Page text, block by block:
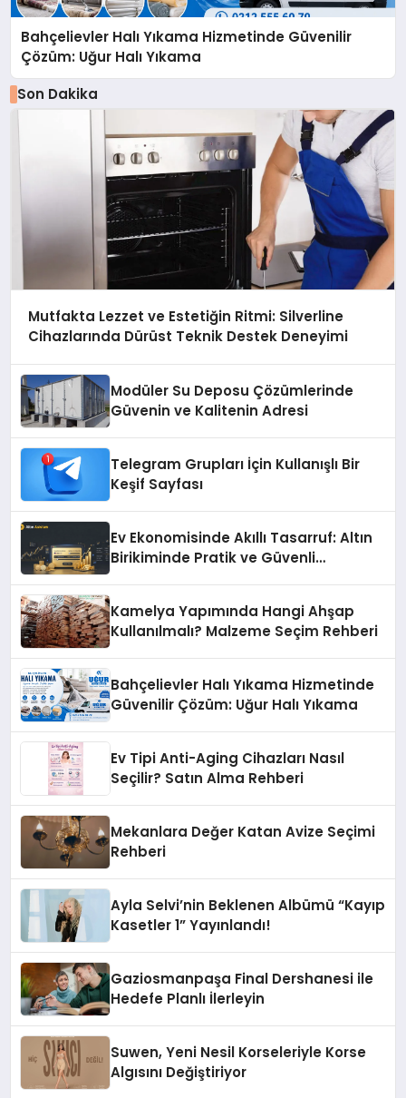
Bahçelievler Halı Yıkama Hizmetinde Güvenilir
Çözüm: Uğur Halı Yıkama
Son Dakika
Mutfakta Lezzet ve Estetiğin Ritmi: Silverline
Cihazlarında Dürüst Teknik Destek Deneyimi
Modüler Su Deposu Çözümlerinde
Güvenin ve Kalitenin Adresi
Telegram Grupları İçin Kullanışlı Bir
Keşif Sayfası
Ev Ekonomisinde Akıllı Tasarruf: Altın
Birikiminde Pratik ve Güvenli
Kamelya Yapımında Hangi Ahşap
Kullanılmalı? Malzeme Seçim Rehberi
Bahçelievler Halı Yıkama Hizmetinde
Güvenilir Çözüm: Uğur Halı Yıkama
Ev Tipi Anti-Aging Cihazları Nasıl
Seçilir? Satın Alma Rehberi
Mekanlara Değer Katan Avize Seçimi
Rehberi
Ayla Selvi’nin Beklenen Albümü “Kayıp
Kasetler 1” Yayınlandı!
Gaziosmanpaşa Final Dershanesi ile
Hedefe Planlı İlerleyin
Suwen, Yeni Nesil Korseleriyle Korse
Algısını Değiştiriyor